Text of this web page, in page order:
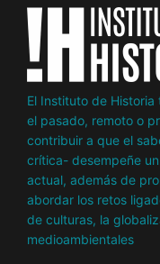
El Instituto de
el pasado, remoto o
contribuir a que el
crítica- desempeñe
actual, además de
abordar los retos
de culturas, la
medioambientales